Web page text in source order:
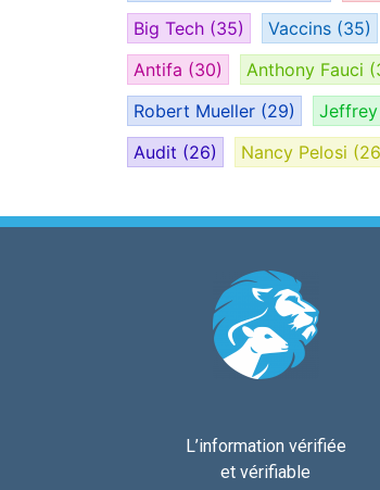
Big Tech (35) Vaccins (35)
Antifa (30) Anthony Fauci
Robert Mueller (29)
Audit (26) Nancy Pelosi
L’information vérifiée
et vérifiable